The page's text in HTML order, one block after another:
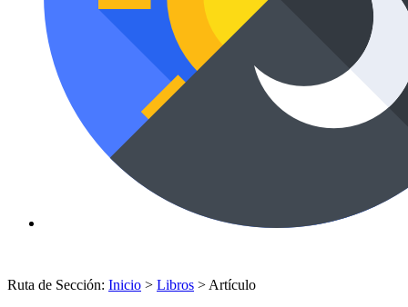
Ruta de Sección: Inicio > Libros > Artículo